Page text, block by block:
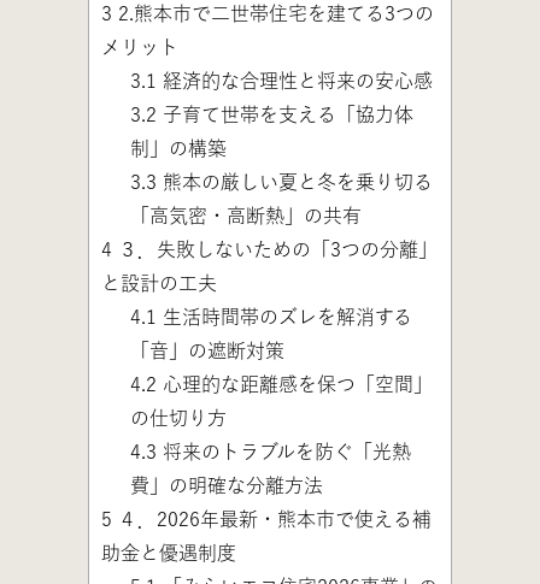
3 2.熊本市で二世帯住宅を建てる3つの
メリット
3.1
経済的な合理性と将来の安心感
3.2 子育て世帯を支える「協力体
制」の構築
3.3 熊本の厳しい夏と冬を乗り切る
「高気密・高断熱」の共有
4 ３．失敗しないための「3つの分離」
と設計の工夫
4.1
生活時間帯のズレを解消する
「音」の遮断対策
4.2 心理的な距離感を保つ「空間」
の仕切り方
4.3 将来のトラブルを防ぐ「光熱
費」の明確な分離方法
5 ４．2026年最新・熊本市で使える補
助金と優遇制度